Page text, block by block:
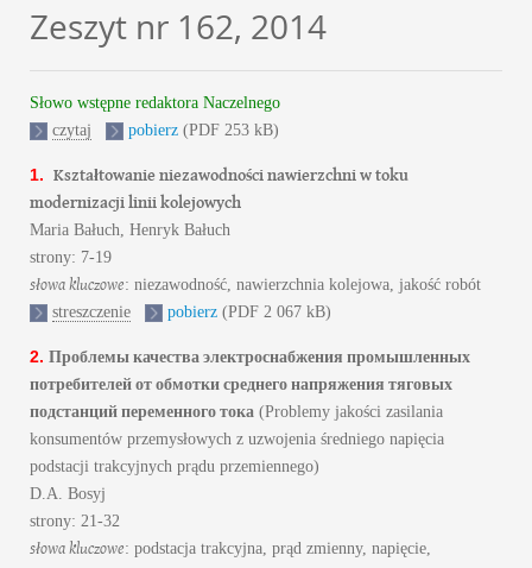
Zeszyt nr 162, 2014
Słowo wstępne redaktora Naczelnego
czytaj
pobierz (PDF 253 kB)
1. Kształtowanie niezawodności nawierzchni w toku
modernizacji linii kolejowych
Maria Bałuch, Henryk Bałuch
strony: 7-19
słowa kluczowe: niezawodność, nawierzchnia kolejowa, jakość robót
streszczenie
pobierz (PDF 2 067 kB)
2. Проблемы качества электроснабжения промышленных
потребителей от обмотки среднего напряжения тяговых
подстанций переменного тока (Problemy jakości zasilania
konsumentów przemysłowych z uzwojenia średniego napięcia
podstacji trakcyjnych prądu przemiennego)
D.A. Bosyj
strony: 21-32
słowa kluczowe: podstacja trakcyjna, prąd zmienny, napięcie,